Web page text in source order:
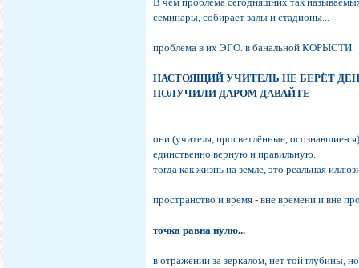
семинары, собирает залы и стадионы...
проблема в их ЭГО. в банальной КОРЫСТИ.
НАСТОЯЩИЙ УЧИТЕЛЬ НЕ БЕРЁТ
ПОЛУЧИЛИ ДАРОМ ДАВАЙТЕ
они (учителя, просветлённые, осознавшие-
единственно верную и правильную.
тогда как жизнь на земле, это реальная
пространство и время - вне времени и вне
точка равна нулю...
в отражении за зеркалом, нет той глубины,